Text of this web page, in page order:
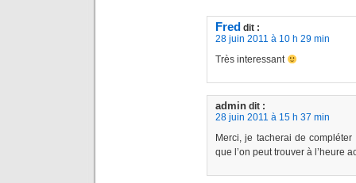
Fred dit :
28 juin 2011 à 10 h 29 min
Très interessant
admin dit :
28 juin 2011 à 15 h 37 min
Merci, je tacherai de
que l’on peut trouver à l’heure